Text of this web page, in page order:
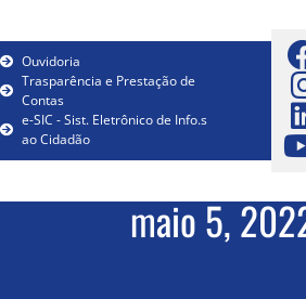
Ouvidoria
Trasparência e Prestação de
Contas
e-SIC - Sist. Eletrônico de Info.s
ao Cidadão
maio 5,